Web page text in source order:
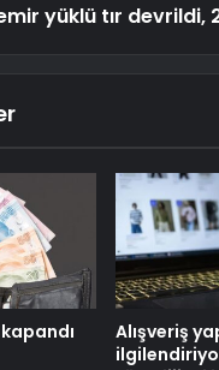
yüklü tır devrildi,
Alışveriş